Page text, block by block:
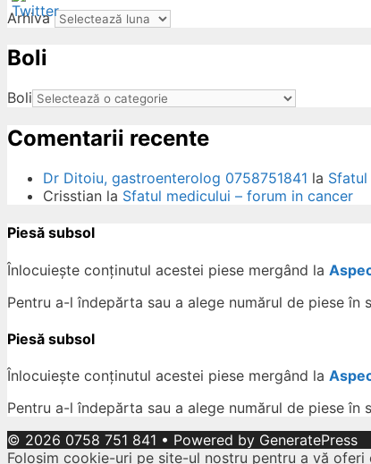
Arhiva
Boli
Boli
Comentarii recente
Dr Ditoiu, gastroenterolog 0758751841 la
Crisstian la Sfatul medicului – forum in cancer
Piesă subsol
Înlocuiește conținutul acestei piese mergând la
Pentru a-l îndepărta sau a alege numărul de piese în
Piesă subsol
Înlocuiește conținutul acestei piese mergând la
Pentru a-l îndepărta sau a alege numărul de piese în
© 2026 0758 751 841 • Powered by GeneratePress
Folosim cookie-uri pe site-ul nostru pentru a vă